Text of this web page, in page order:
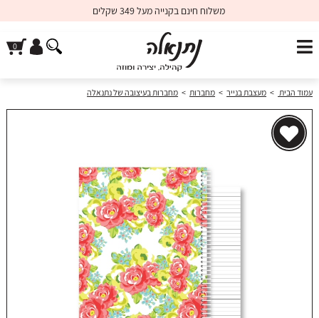
משלוח חינם בקנייה מעל 349 שקלים
עמוד הבית > מעצבת בנייר > מחברות > מחברות בעיצובה של נתנאלה